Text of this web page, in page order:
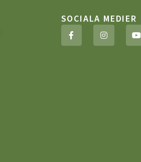
SOCIALA MEDIER
F
a
c
I
n
s
Y
o
u